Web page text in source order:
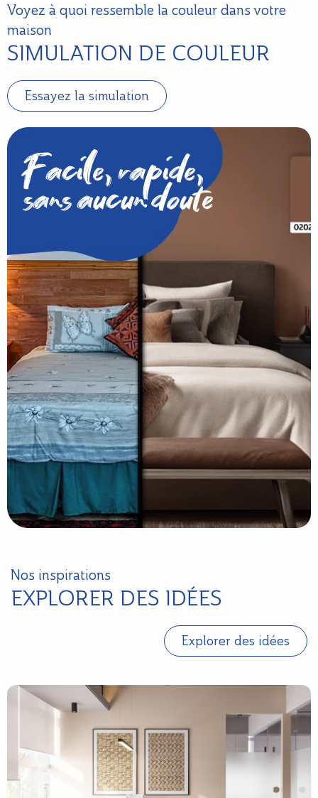
Voyez à quoi ressemble la couleur dans votre
maison
SIMULATION DE COULEUR
Essayez la simulation
Facile, rapide,
sans aucun doute
Nos inspirations
EXPLORER DES IDÉES
Explorer des idées